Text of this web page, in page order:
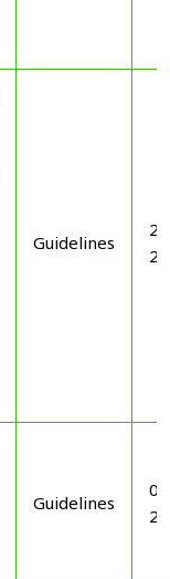
Guidelines
Guidelines